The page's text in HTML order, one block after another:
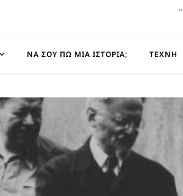
ΝΑ ΣΟΥ ΠΩ ΜΙΑ ΙΣΤΟΡΊΑ; ΤΈΧΝΗ